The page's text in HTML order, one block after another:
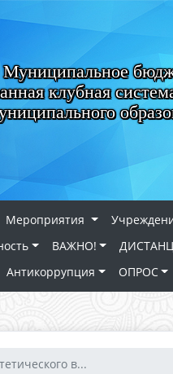
Муниципальное
клубная
Мероприятия
ВАЖНО!
Антикоррупция ОПРОС
в...